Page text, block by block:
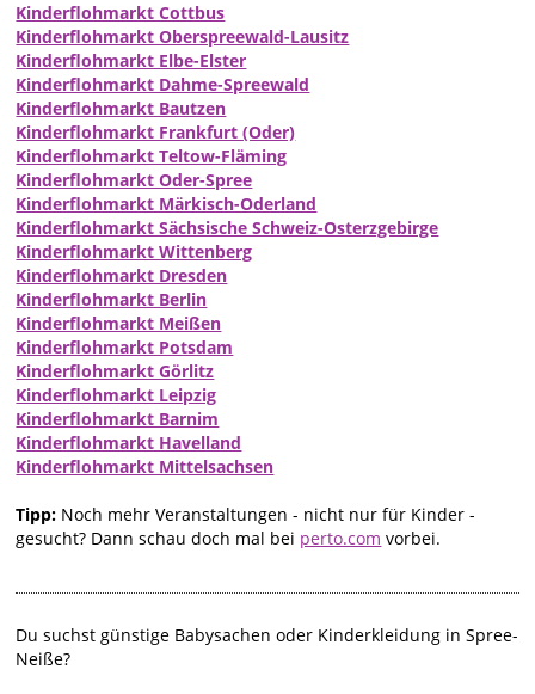
Kinderflohmarkt Cottbus
Kinderflohmarkt Oberspreewald-Lausitz
Kinderflohmarkt Elbe-Elster
Kinderflohmarkt Dahme-Spreewald
Kinderflohmarkt Bautzen
Kinderflohmarkt Frankfurt (Oder)
Kinderflohmarkt Teltow-Fläming
Kinderflohmarkt Oder-Spree
Kinderflohmarkt Märkisch-Oderland
Kinderflohmarkt Sächsische Schweiz-Osterzgebirge
Kinderflohmarkt Wittenberg
Kinderflohmarkt Dresden
Kinderflohmarkt Berlin
Kinderflohmarkt Meißen
Kinderflohmarkt Potsdam
Kinderflohmarkt Görlitz
Kinderflohmarkt Leipzig
Kinderflohmarkt Barnim
Kinderflohmarkt Havelland
Kinderflohmarkt Mittelsachsen
Tipp: Noch mehr Veranstaltungen - nicht nur für Kinder -
gesucht? Dann schau doch mal bei perto.com vorbei.
Du suchst günstige Babysachen oder Kinderkleidung in Spree-
Neiße?